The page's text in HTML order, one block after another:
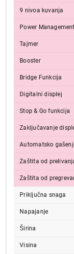
9 nivoa kuvanja
Power Management
Tajmer
Booster
Bridge Funkcija
Digitalni displej
Stop & Go funkcija
Zaključavanje
Automatsko
Zaštita od
Zaštita od
Priključna snaga
Napajanje
Širina
Visina
BEKO
Proizvod je
Ukupno u